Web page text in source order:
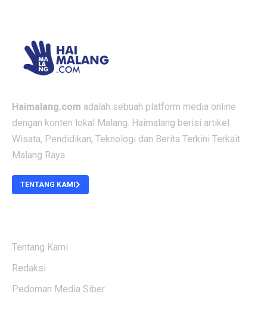
Haimalang.com adalah sebuah platform media online
dengan konten lokal Malang. Haimalang berisi artikel
Wisata, Pendidikan, Teknologi dan Berita Terkini Terkait
Malang Raya.
TENTANG KAMI
Tentang Kami
Redaksi
Pedoman Media Siber